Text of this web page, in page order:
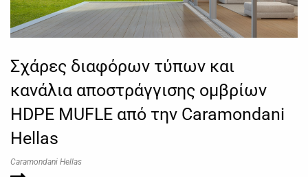
Σχάρες διαφόρων τύπων και
κανάλια αποστράγγισης ομβρίων
HDPE MUFLE από την Caramondani
Hellas
Caramondani Hellas